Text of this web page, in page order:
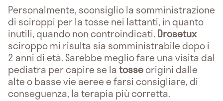
Personalmente, sconsiglio la somministrazione
di sciroppi per la tosse nei lattanti, in quanto
inutili, quando non controindicati. Drosetux
sciroppo mi risulta sia somministrabile dopo i
2 anni di età. Sarebbe meglio fare una visita dal
pediatra per capire se latosseorigini dalle
alte o basse vie aeree e farsi consigliare, di
conseguenza, la terapia più corretta.